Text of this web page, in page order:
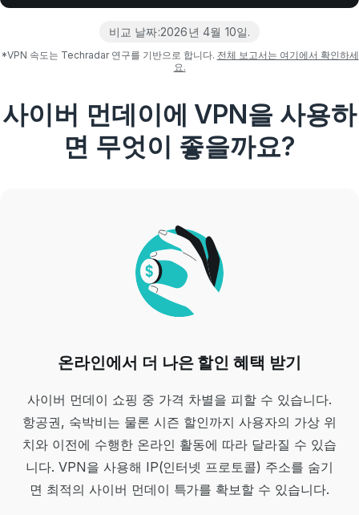
비교 날짜:2026년 4월 10일.
*VPN 속도는 Techradar 연구를 기반으로 합니다. 전체 보고서는 여기에서 확인하세
요.
사이버 먼데이에 VPN을 사용하
면 무엇이 좋을까요?
온라인에서 더 나은 할인 혜택 받기
사이버 먼데이 쇼핑 중 가격 차별을 피할 수 있습니다.
항공권, 숙박비는 물론 시즌 할인까지 사용자의 가상 위
치와 이전에 수행한 온라인 활동에 따라 달라질 수 있습
니다. VPN을 사용해 IP(인터넷 프로토콜) 주소를 숨기
면 최적의 사이버 먼데이 특가를 확보할 수 있습니다.